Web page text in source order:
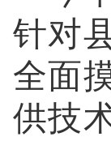
针对
全面
供技